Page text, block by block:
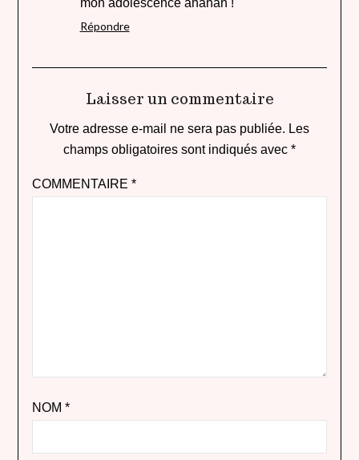
mon adolescence ahahah !
Répondre
Laisser un commentaire
Votre adresse e-mail ne sera pas publiée. Les
champs obligatoires sont indiqués avec *
COMMENTAIRE *
NOM *